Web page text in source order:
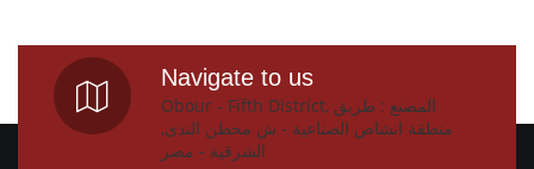
Navigate to us
Obour - Fifth District, المصنع : طريق
منطقة انشاص الصناعية - ش محطن الندى,
الشرقية - مصر